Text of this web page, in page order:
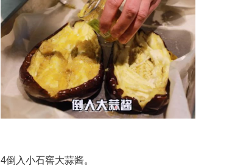
4倒入小石窖大蒜酱。